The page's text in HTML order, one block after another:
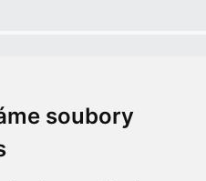
soubory
trvá jen pár vteřin a dává
blogu též může dávat rozšířené
registrací se ujistěte, že jste se
a s dalšími pravidly a ujednáními.
která se na fóru objeví.